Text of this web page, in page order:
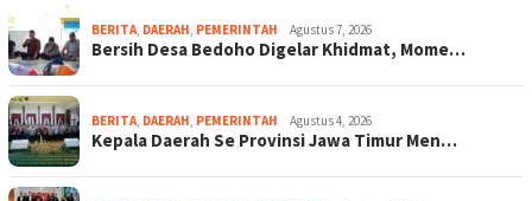
BERITA, DAERAH, PEMERINTAH Agustus 7, 2026
Bersih Desa Bedoho Digelar Khidmat, Mome…
BERITA, DAERAH, PEMERINTAH Agustus 4, 2026
Kepala Daerah Se Provinsi Jawa Timur Men…